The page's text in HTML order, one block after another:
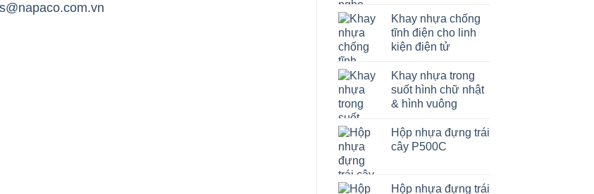
Khay nhựa chống
tĩnh điện cho linh
kiện điện tử
Khay nhựa trong
suốt hình chữ nhật
& hình vuông
Hộp nhựa đựng trái
cây P500C
Hộp nhựa đựng trái